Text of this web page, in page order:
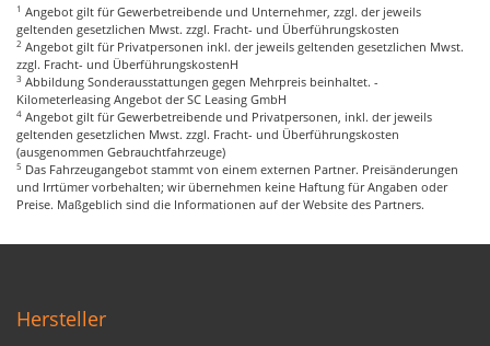
1 Angebot gilt für Gewerbetreibende und Unternehmer, zzgl. der jeweils
geltenden gesetzlichen Mwst. zzgl. Fracht- und Überführungskosten
2 Angebot gilt für Privatpersonen inkl. der jeweils geltenden gesetzlichen Mwst.
zzgl. Fracht- und ÜberführungskostenH
3 Abbildung Sonderausstattungen gegen Mehrpreis beinhaltet. -
Kilometerleasing Angebot der SC Leasing GmbH
4 Angebot gilt für Gewerbetreibende und Privatpersonen, inkl. der jeweils
geltenden gesetzlichen Mwst. zzgl. Fracht- und Überführungskosten
(ausgenommen Gebrauchtfahrzeuge)
5 Das Fahrzeugangebot stammt von einem externen Partner. Preisänderungen
und Irrtümer vorbehalten; wir übernehmen keine Haftung für Angaben oder
Preise. Maßgeblich sind die Informationen auf der Website des Partners.
Hersteller